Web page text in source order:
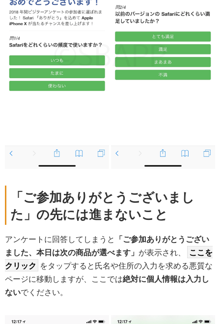
「ご参加ありがとうございまし
た」の先には進まないこと
アンケートに回答してしまうと 「ご参加ありがとうござい
ました、本日は次の商品が選べます」 が表示され、
ここを
クリック をタップすると氏名や住所の入力を求める悪質な
ページに移動しますが、ここでは絶対に個人情報は入力し
ないでください。